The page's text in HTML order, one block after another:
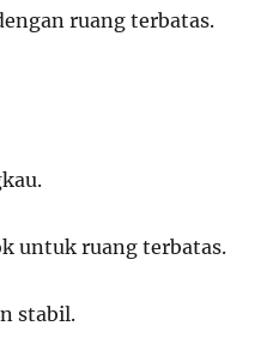
ruang terbatas.
untuk ruang terbatas.
stabil.